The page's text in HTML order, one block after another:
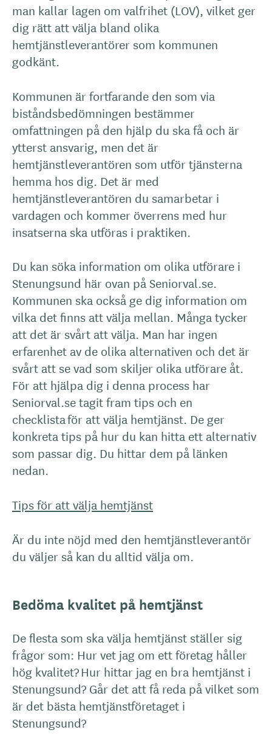
man kallar lagen om valfrihet (LOV), vilket ger
dig rätt att välja bland olika
hemtjänstleverantörer som kommunen
godkänt.
Kommunen är fortfarande den som via
biståndsbedömningen bestämmer
omfattningen på den hjälp du ska få och är
ytterst ansvarig, men det är
hemtjänstleverantören som utför tjänsterna
hemma hos dig. Det är med
hemtjänstleverantören du samarbetar i
vardagen och kommer överrens med hur
insatserna ska utföras i praktiken.
Du kan söka information om olika utförare i
Stenungsund här ovan på Seniorval.se.
Kommunen ska också ge dig information om
vilka det finns att välja mellan. Många tycker
att det är svårt att välja. Man har ingen
erfarenhet av de olika alternativen och det är
svårt att se vad som skiljer olika utförare åt.
För att hjälpa dig i denna process har
Seniorval.se tagit fram tips och en
checklista för att välja hemtjänst. De ger
konkreta tips på hur du kan hitta ett alternativ
som passar dig. Du hittar dem på länken
nedan.
Tips för att välja hemtjänst
Är du inte nöjd med den hemtjänstleverantör
du väljer så kan du alltid välja om.
Bedöma kvalitet på hemtjänst
De flesta som ska välja hemtjänst ställer sig
frågor som: Hur vet jag om ett företag håller
hög kvalitet? Hur hittar jag en bra hemtjänst i
Stenungsund? Går det att få reda på vilket som
är det bästa hemtjänstföretaget i
Stenungsund?